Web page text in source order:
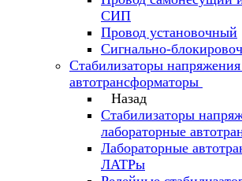
СИП
Провод установочный
Сигнально-
Стабилизаторы
автотрансформаторы
Назад
Стабилизаторы
лабораторные
Лабораторные
ЛАТРы